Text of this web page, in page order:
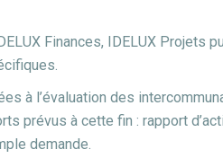
Finances, IDELUX Projets
l’évaluation des
prévus à cette fin : rapport
demande.